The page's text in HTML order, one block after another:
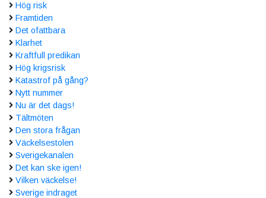
Hög risk
Framtiden
Det ofattbara
Klarhet
Kraftfull predikan
Hög krigsrisk
Katastrof på gång?
Nytt nummer
Nu är det dags!
Tältmöten
Den stora frågan
Väckelsestolen
Sverigekanalen
Det kan ske igen!
Vilken väckelse!
Sverige indraget